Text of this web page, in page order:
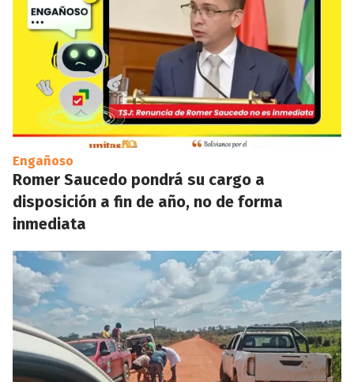
Engañoso
Romer Saucedo pondrá su cargo a
disposición a fin de año, no de forma
inmediata